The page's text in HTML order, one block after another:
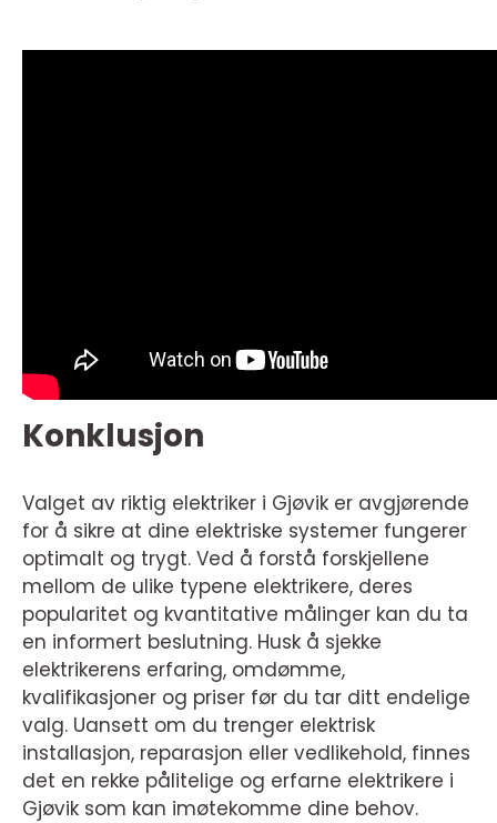
Konklusjon
Valget av riktig elektriker i Gjøvik er avgjørende
for å sikre at dine elektriske systemer fungerer
optimalt og trygt. Ved å forstå forskjellene
mellom de ulike typene elektrikere, deres
popularitet og kvantitative målinger kan du ta
en informert beslutning. Husk å sjekke
elektrikerens erfaring, omdømme,
kvalifikasjoner og priser før du tar ditt endelige
valg. Uansett om du trenger elektrisk
installasjon, reparasjon eller vedlikehold, finnes
det en rekke pålitelige og erfarne elektrikere i
Gjøvik som kan imøtekomme dine behov.